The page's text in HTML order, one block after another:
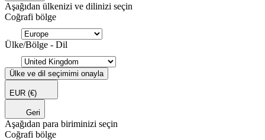
Aşağıdan ülkenizi ve dilinizi seçin
Coğrafi bölge
Ülke/Bölge - Dil
Ülke ve dil seçimimi onayla
EUR (€)
Geri
Aşağıdan para biriminizi seçin
Coğrafi bölge